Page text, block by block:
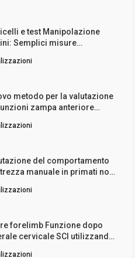
e test Manipolazione
Semplici misure
abile nel ratto e nel topo
metodo per la valutazione
zampa anteriore
Beatties e Bresnahan
del comportamento
manuale in primati non
forelimb Funzione dopo
cervicale SCI utilizzando